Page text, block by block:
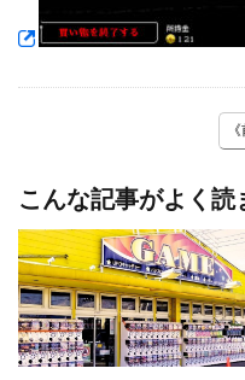
こんな記事がよく読